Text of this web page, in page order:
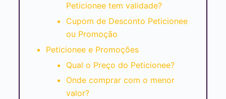
Peticionee tem validade?
Cupom de Desconto Peticionee
ou Promoção
Peticionee e Promoções
Qual o Preço do Peticionee?
Onde comprar com o menor
valor?